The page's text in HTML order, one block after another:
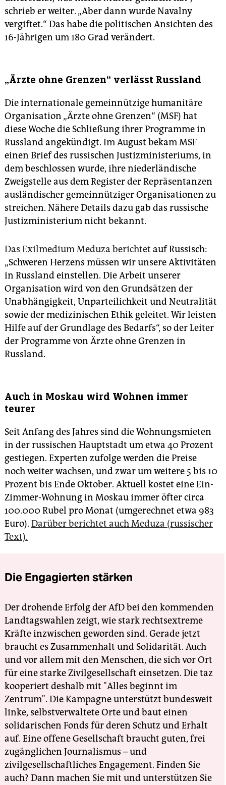
schrieb er weiter. „Aber dann wurde Navalny
vergiftet.“ Das habe die politischen Ansichten des
16-Jährigen um 180 Grad verändert.
„Ärzte ohne Grenzen“ verlässt Russland
Die internationale gemeinnützige humanitäre
Organisation „Ärzte ohne Grenzen“ (MSF) hat
diese Woche die Schließung ihrer Programme in
Russland angekündigt. Im August bekam MSF
einen Brief des russischen Justizministeriums, in
dem beschlossen wurde, ihre niederländische
Zweigstelle aus dem Register der Repräsentanzen
ausländischer gemeinnütziger Organisationen zu
streichen. Nähere Details dazu gab das russische
Justizministerium nicht bekannt.
Das Exilmedium Meduza berichtet auf Russisch:
„Schweren Herzens müssen wir unsere Aktivitäten
in Russland einstellen. Die Arbeit unserer
Organisation wird von den Grundsätzen der
Unabhängigkeit, Unparteilichkeit und Neutralität
sowie der medizinischen Ethik geleitet. Wir leisten
Hilfe auf der Grundlage des Bedarfs“, so der Leiter
der Programme von Ärzte ohne Grenzen in
Russland.
Auch in Moskau wird Wohnen immer
teurer
Seit Anfang des Jahres sind die Wohnungsmieten
in der russischen Hauptstadt um etwa 40 Prozent
gestiegen. Experten zufolge werden die Preise
noch weiter wachsen, und zwar um weitere 5 bis 10
Prozent bis Ende Oktober. Aktuell kostet eine Ein-
Zimmer-Wohnung in Moskau immer öfter circa
100.000 Rubel pro Monat (umgerechnet etwa 983
Euro). Darüber berichtet auch Meduza (russischer
Text).
Die Engagierten stärken
Der drohende Erfolg der AfD bei den kommenden
Landtagswahlen zeigt, wie stark rechtsextreme
Kräfte inzwischen geworden sind. Gerade jetzt
braucht es Zusammenhalt und Solidarität. Auch
und vor allem mit den Menschen, die sich vor Ort
für eine starke Zivilgesellschaft einsetzen. Die taz
kooperiert deshalb mit "Alles beginnt im
Zentrum". Die Kampagne unterstützt bundesweit
linke, selbstverwaltete Orte und baut einen
solidarischen Fonds für deren Schutz und Erhalt
auf. Eine offene Gesellschaft braucht guten, frei
zugänglichen Journalismus – und
zivilgesellschaftliches Engagement. Finden Sie
auch? Dann machen Sie mit und unterstützen Sie